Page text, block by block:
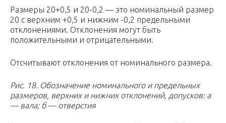
Размеры 20+0,5 и 20-0,2 — это номинальный размер
20 с верхним +0,5 и нижним -0,2 предельными
отклонениями. Отклонения могут быть
положительными и отрицательными.
Отсчитывают отклонения от номинального размера.
Рис. 18. Обозначение номинального и предельных
размеров, верхних и нижних отклонений, допусков: а
— вала; б — отверстия